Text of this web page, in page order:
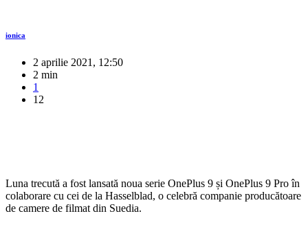
ionica
2 aprilie 2021, 12:50
2 min
1
12
Luna trecută a fost lansată noua serie OnePlus 9 și OnePlus 9 Pro în
colaborare cu cei de la Hasselblad, o celebră companie producătoare
de camere de filmat din Suedia.